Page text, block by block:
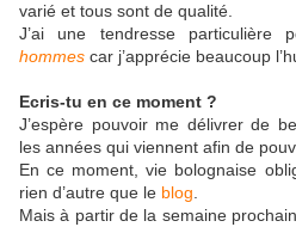
varié et tous sont de qualité.
J’ai une tendresse particulière
hommes car j’apprécie beaucoup
Ecris-tu en ce moment ?
J’espère pouvoir me délivrer de
les années qui viennent afin de
En ce moment, vie bolognaise
rien d’autre que le blog
Mais à partir de la semaine